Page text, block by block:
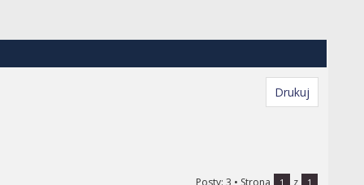
Drukuj
Posty: 3 • Strona 1 z 1